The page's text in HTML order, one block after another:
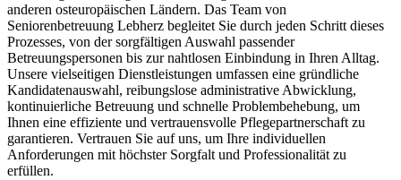
anderen osteuropäischen Ländern. Das Team von
Seniorenbetreuung Lebherz begleitet Sie durch jeden Schritt dieses
Prozesses, von der sorgfältigen Auswahl passender
Betreuungspersonen bis zur nahtlosen Einbindung in Ihren Alltag.
Unsere vielseitigen Dienstleistungen umfassen eine gründliche
Kandidatenauswahl, reibungslose administrative Abwicklung,
kontinuierliche Betreuung und schnelle Problembehebung, um
Ihnen eine effiziente und vertrauensvolle Pflegepartnerschaft zu
garantieren. Vertrauen Sie auf uns, um Ihre individuellen
Anforderungen mit höchster Sorgfalt und Professionalität zu
erfüllen.